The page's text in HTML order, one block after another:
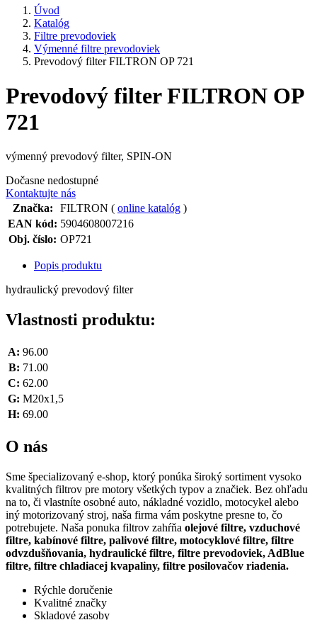
Úvod
Katalóg
Filtre prevodoviek
Výmenné filtre prevodoviek
Prevodový filter FILTRON OP 721
Prevodový filter FILTRON OP
721
výmenný prevodový filter, SPIN-ON
Dočasne nedostupné
Kontaktujte nás
Značka:
FILTRON ( online katalóg )
EAN kód: 5904608007216
Obj. číslo: OP721
Popis produktu
hydraulický prevodový filter
Vlastnosti produktu:
A: 96.00
B: 71.00
C: 62.00
G: M20x1,5
H: 69.00
O nás
Sme špecializovaný e-shop, ktorý ponúka široký sortiment vysoko
kvalitných filtrov pre motory všetkých typov a značiek. Bez ohľadu
na to, či vlastníte osobné auto, nákladné vozidlo, motocykel alebo
iný motorizovaný stroj, naša firma vám poskytne presne to, čo
potrebujete. Naša ponuka filtrov zahŕňa olejové filtre, vzduchové
filtre, kabínové filtre, palivové filtre, motocyklové filtre, filtre
odvzdušňovania, hydraulické filtre, filtre prevodoviek, AdBlue
filtre, filtre chladiacej kvapaliny, filtre posilovačov riadenia.
Rýchle doručenie
Kvalitné značky
Skladové zasoby